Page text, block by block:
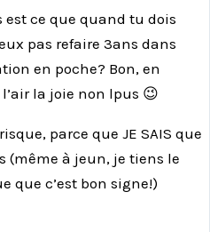
est ce que quand tu dois
pas refaire 3ans dans
en poche? Bon, en
la joie non lpus 😉
parce que JE SAIS que
(même à jeun, je tiens le
que c’est bon signe!)